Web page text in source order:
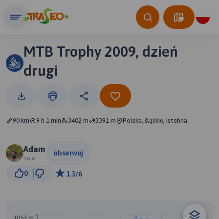
MTB Trophy 2009, dzień
drugi
90 km 9 h 1 min 3402 m 3391 m Polska, śląskie, Istebna
Adam
nolo
obserwuj
0 1.3/6